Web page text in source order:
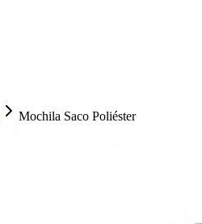
Mochila Saco Poliéster